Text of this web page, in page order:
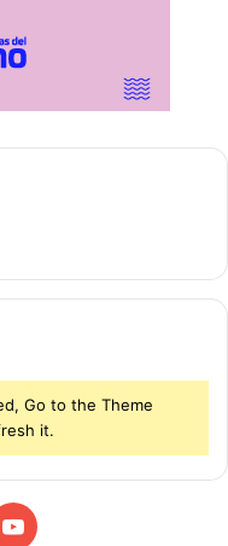
Go to the Theme
it.
Y